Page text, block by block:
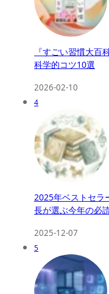
『すごい習慣大百
科学的コツ10選
2026-02-10
4
2025年ベストセラ
長が選ぶ今年の必
2025-12-07
5